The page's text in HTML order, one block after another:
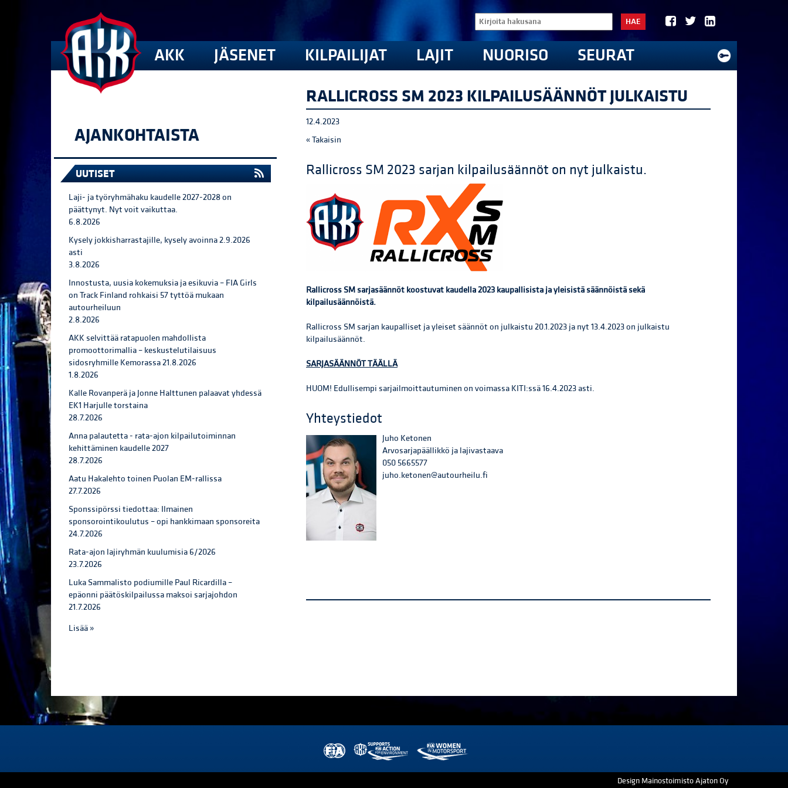
HAE
AKK JÄSENET KILPAILIJAT LAJIT NUORISO SEURAT
AJANKOHTAISTA
UUTISET
Laji- ja työryhmähaku kaudelle 2027-2028 on
päättynyt. Nyt voit vaikuttaa.
6.8.2026
Kysely jokkisharrastajille, kysely avoinna 2.9.2026
asti
3.8.2026
Innostusta, uusia kokemuksia ja esikuvia – FIA Girls
on Track Finland rohkaisi 57 tyttöä mukaan
autourheiluun
2.8.2026
AKK selvittää ratapuolen mahdollista
promoottorimallia – keskustelutilaisuus
sidosryhmille Kemorassa 21.8.2026
1.8.2026
Kalle Rovanperä ja Jonne Halttunen palaavat yhdessä
EK1 Harjulle torstaina
28.7.2026
Anna palautetta - rata-ajon kilpailutoiminnan
kehittäminen kaudelle 2027
28.7.2026
Aatu Hakalehto toinen Puolan EM-rallissa
27.7.2026
Sponssipörssi tiedottaa: Ilmainen
sponsorointikoulutus – opi hankkimaan sponsoreita
24.7.2026
Rata-ajon lajiryhmän kuulumisia 6/2026
23.7.2026
Luka Sammalisto podiumille Paul Ricardilla –
epäonni päätöskilpailussa maksoi sarjajohdon
21.7.2026
Lisää »
RALLICROSS SM 2023 KILPAILUSÄÄNNÖT JULKAISTU
12.4.2023
« Takaisin
Rallicross SM 2023 sarjan kilpailusäännöt on nyt julkaistu.
Rallicross SM sarjasäännöt koostuvat kaudella 2023 kaupallisista ja yleisistä säännöistä sekä
kilpailusäännöistä.
Rallicross SM sarjan kaupalliset ja yleiset säännöt on julkaistu 20.1.2023 ja nyt 13.4.2023 on julkaistu
kilpailusäännöt.
SARJASÄÄNNÖT TÄÄLLÄ
HUOM! Edullisempi sarjailmoittautuminen on voimassa KITI:ssä 16.4.2023 asti.
Yhteystiedot
Juho Ketonen
Arvosarjapäällikkö ja lajivastaava
050 5665577
juho.ketonen@autourheilu.fi
Design Mainostoimisto Ajaton Oy